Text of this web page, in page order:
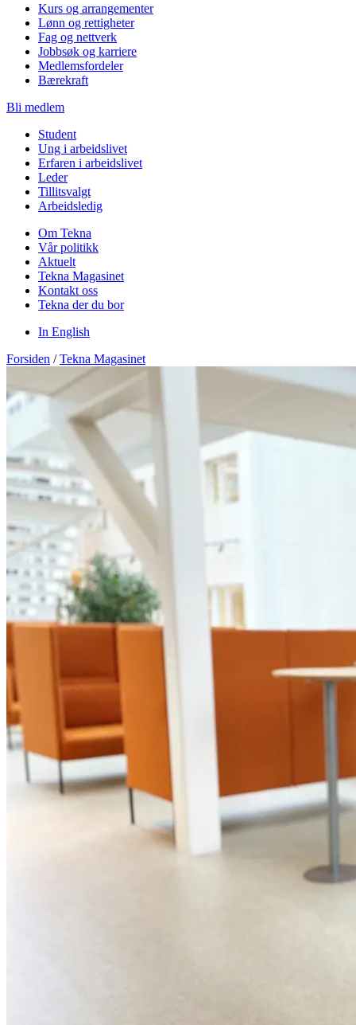
Kurs og arrangementer
Lønn og rettigheter
Fag og nettverk
Jobbsøk og karriere
Medlemsfordeler
Bærekraft
Bli medlem
Student
Ung i arbeidslivet
Erfaren i arbeidslivet
Leder
Tillitsvalgt
Arbeidsledig
Om Tekna
Vår politikk
Aktuelt
Tekna Magasinet
Kontakt oss
Tekna der du bor
In English
Forsiden / Tekna Magasinet